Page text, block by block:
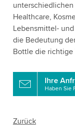
Healthcare,
Lebensmittel-
die Bedeutung
Bottle die richtige
Ihre
Zurück